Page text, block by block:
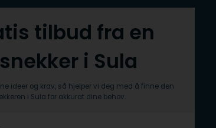
tilbud fra en
i Sula
ideer og krav, så hjelper vi deg med å finne den
i Sula for akkurat dine behov.